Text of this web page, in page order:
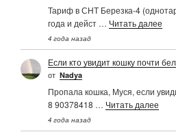
Тариф в СНТ Березка-4
года и дейст … Читать далее
4 года назад
Если кто увидит кошку почти
от Nadya
Пропала кошка, Муся, если
8 90378418 … Читать далее
4 года назад